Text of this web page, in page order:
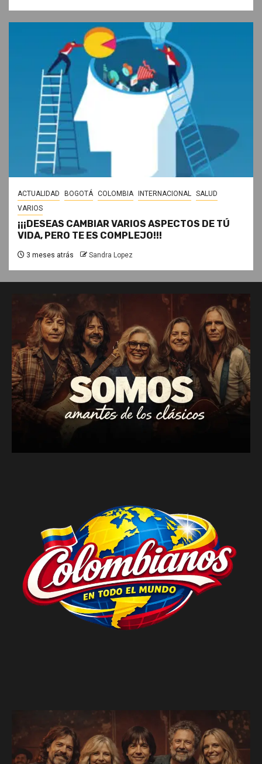
ACTUALIDAD BOGOTÁ COLOMBIA INTERNACIONAL SALUD
VARIOS
¡¡¡DESEAS CAMBIAR VARIOS ASPECTOS DE TÚ
VIDA, PERO TE ES COMPLEJO!!!
3 meses atrás Sandra Lopez